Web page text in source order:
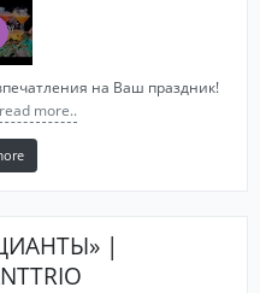
на Ваш праздник!
read more..
|